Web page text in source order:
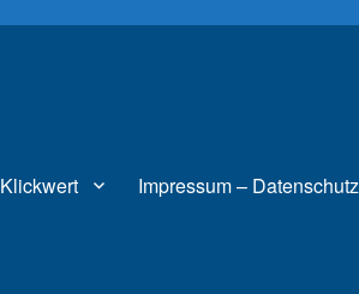
Klickwert Impressum – Datenschutz